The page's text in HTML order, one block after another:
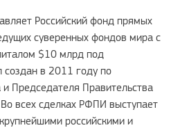
Российский фонд прямых
суверенных фондов мира с
$10 млрд под
в 2011 году по
Председателя Правительства
всех сделках РФПИ выступает
российскими и